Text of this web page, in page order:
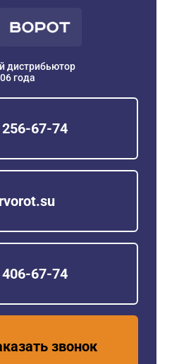
дистрибьютор
года
67-74
67-74
звонок